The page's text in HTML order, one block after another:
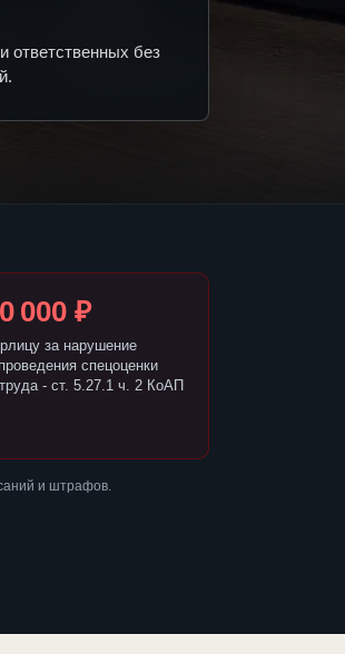
ответственных без
000 ₽
за нарушение
спецоценки
- ст. 5.27.1 ч. 2 КоАП
и штрафов.